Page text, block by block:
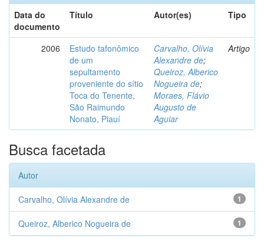
Data do
documento
Título Autor(es) Tipo
2006
Estudo tafonômico
de um
sepultamento
proveniente do sítio
Toca do Tenente,
São Raimundo
Nonato, Piauí
Carvalho, Olívia
Alexandre de;
Queiroz, Alberico
Nogueira de;
Moraes, Flávio
Augusto de
Aguiar
Artigo
Busca facetada
Autor
1
Carvalho, Olívia Alexandre de
1
Queiroz, Alberico Nogueira de